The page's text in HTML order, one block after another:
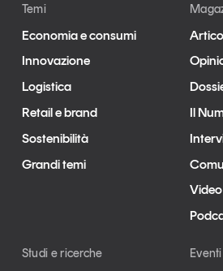
Temi
Economia e consumi
Innovazione
Logistica
Retail e brand
Sostenibilità
Grandi temi
Il
Video
Studi e ricerche